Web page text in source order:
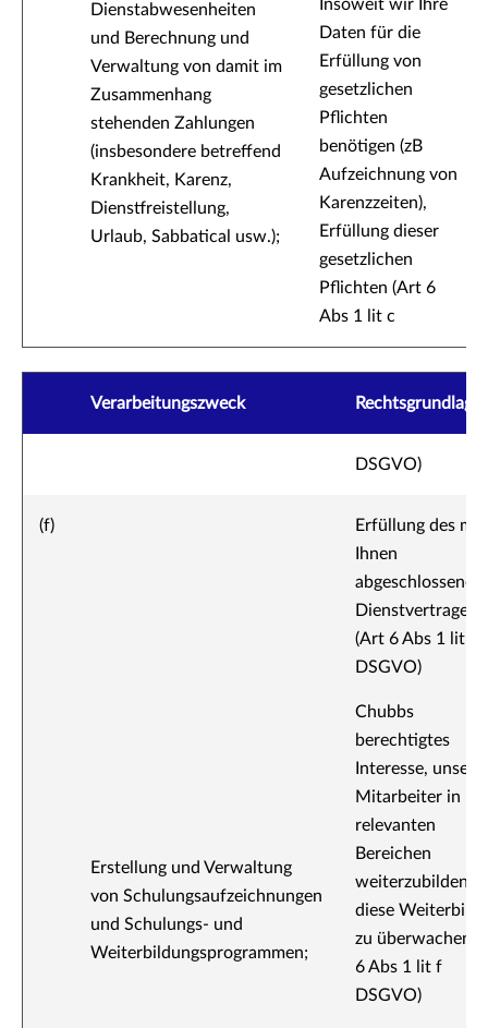
Dienstabwesenheiten
und Berechnung und
Verwaltung von damit im
Zusammenhang
stehenden Zahlungen
(insbesondere betreffend
Krankheit, Karenz,
Dienstfreistellung,
Urlaub, Sabbatical usw.);
Insoweit wir Ihre
Daten für die
Erfüllung von
gesetzlichen
Pflichten
benötigen (zB
Aufzeichnung von
Karenzzeiten),
Erfüllung dieser
gesetzlichen
Pflichten (Art 6
Abs 1 lit c
Verarbeitungszweck
DSGVO)
(f)
Erstellung und Verwaltung
von Schulungsaufzeichnungen
und Schulungs- und
Weiterbildungsprogrammen;
Erfüllung des mit
Ihnen
abgeschlossenen
Dienstvertrages
(Art 6 Abs 1 lit b
DSGVO)
Chubbs
berechtigtes
Interesse, unsere
Mitarbeiter in
relevanten
Bereichen
weiterzubilden
diese
zu überwachen
6 Abs 1 lit f
DSGVO)